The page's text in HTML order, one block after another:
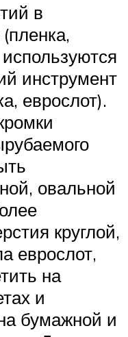
в
инструмент
еврослот).
овальной
круглой,
еврослот,
на
и
бумажной и